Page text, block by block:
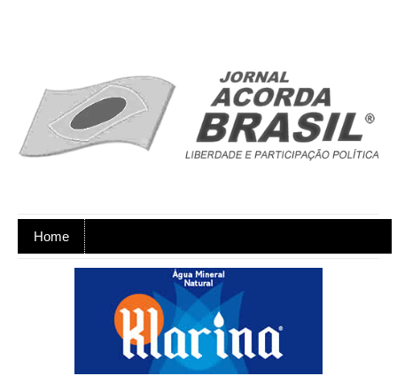
Home
Ano XX - Postagens nos dias úteis,
de segunda a sexta-feira